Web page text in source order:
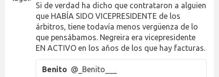
Si de verdad ha dicho que contrataron a alguien
que HABÍA SIDO VICEPRESIDENTE de los
árbitros, tiene todavía menos vergüenza de lo
que pensábamos. Negreira era vicepresidente
EN ACTIVO en los años de los que hay facturas.
Benito @_Benito___